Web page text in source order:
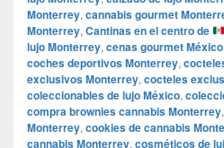
Monterrey, cannabis gourmet
Monterrey, Cantinas en el centro de
lujo Monterrey, cenas gourmet México
coches deportivos Monterrey,
exclusivos Monterrey, cocteles
coleccionables de lujo México,
compra brownies cannabis Monterrey,
Monterrey, cookies de cannabis
cannabis Monterrey, cosméticos de